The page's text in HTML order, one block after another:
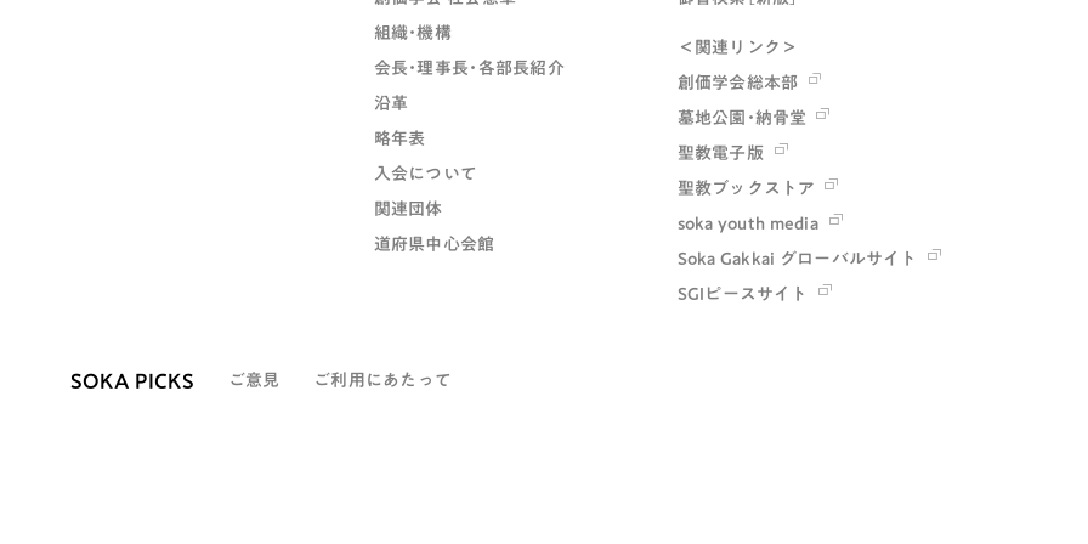
組織・機構
会長・理事長・各部長紹介
沿革
略年表
入会について
関連団体
道府県中心会館
＜関連リンク＞
創価学会総本部
墓地公園・納骨堂
聖教電子版
聖教ブックストア
soka youth media
Soka Gakkai グローバルサイト
SGIピースサイト
SOKA PICKS ご意見 ご利用にあたって